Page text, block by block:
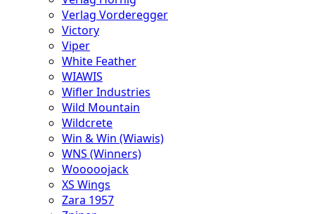
Verlag Vorderegger
Victory
Viper
White Feather
WIAWIS
Wifler Industries
Wild Mountain
Wildcrete
Win & Win (Wiawis)
WNS (Winners)
Wooooojack
XS Wings
Zara 1957